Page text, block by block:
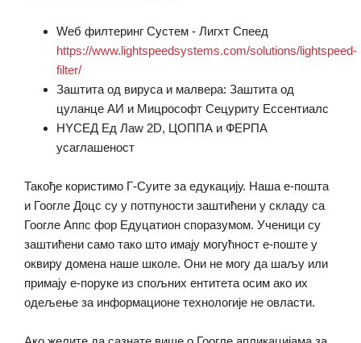
Wеб филтеринг Сyстем - Лигхт Спеед
https://www.lightspeedsystems.com/solutions/lightspeed-
filter/
Заштита од вируса и малвера: Заштита од
цyланце АИ и Мицрософт Сецуритy Ессентиалс
НYСЕД Ед Лаw 2D, ЦОППА и ФЕРПА
усаглашеност
Такође користимо Г-Суите за едукацију. Наша е-пошта
и Гоогле Доцс су у потпуности заштићени у складу са
Гоогле Аппс фор Едуцатион споразумом. Ученици су
заштићени само тако што имају могућност е-поште у
оквиру домена наше школе. Они не могу да шаљу или
примају е-поруке из спољних ентитета осим ако их
одељење за информационе технологије не овласти.